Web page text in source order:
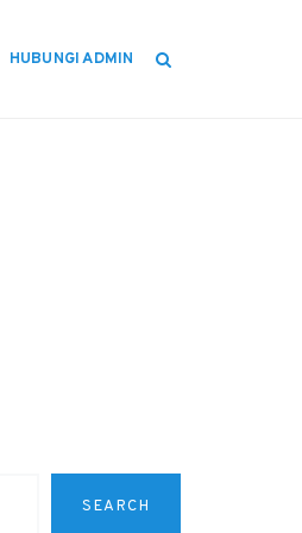
HUBUNGI ADMIN
SEARCH